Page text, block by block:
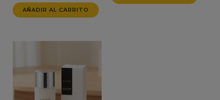
AÑADIR AL CARRITO